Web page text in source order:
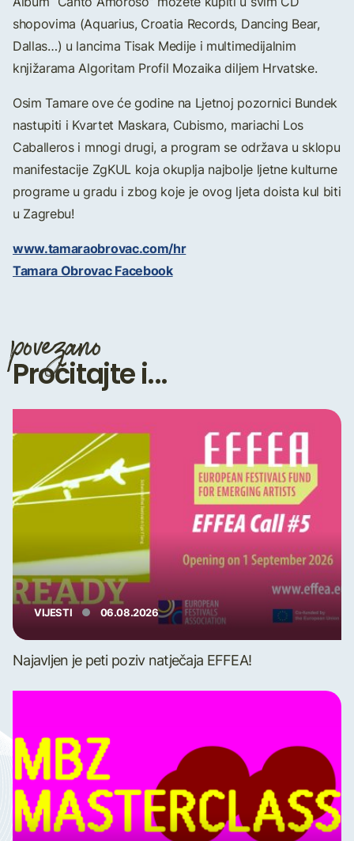
shopovima (Aquarius, Croatia Records, Dancing Bear,
Dallas…) u lancima Tisak Medije i multimedijalnim
knjižarama Algoritam Profil Mozaika diljem Hrvatske.
Osim Tamare ove će godine na Ljetnoj pozornici Bundek
nastupiti i Kvartet Maskara, Cubismo, mariachi Los
Caballeros i mnogi drugi, a program se održava u sklopu
manifestacije ZgKUL koja okuplja najbolje ljetne kulturne
programe u gradu i zbog koje je ovog ljeta doista kul biti
u Zagrebu!
www.tamaraobrovac.com/hr
Tamara Obrovac Facebook
povezano
Pročitajte i...
VIJESTI 06.08.2026
Najavljen je peti poziv natječaja EFFEA!